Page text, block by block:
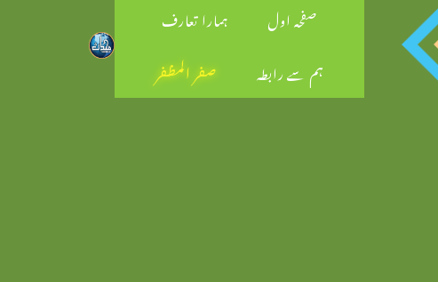
صفحہ اول
ہمارا تعارف
ہم سے رابطہ
صفر المظفر